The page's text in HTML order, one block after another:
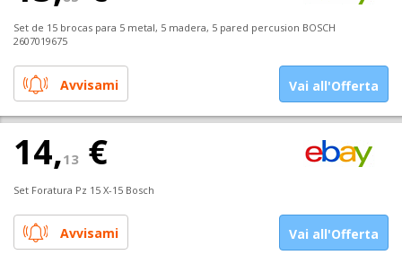
Set de 15 brocas para 5 metal, 5 madera, 5 pared percusion BOSCH
2607019675
Avvisami Vai all'Offerta
14,13 €
Set Foratura Pz 15 X-15 Bosch
Avvisami Vai all'Offerta